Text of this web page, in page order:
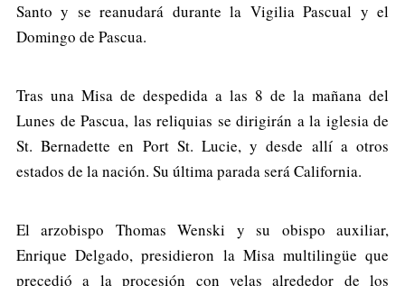
Santo y se reanudará durante la Vigilia Pascual y el
Domingo de Pascua.
Tras una Misa de despedida a las 8 de la mañana del
Lunes de Pascua, las reliquias se dirigirán a la iglesia de
St. Bernadette en Port St. Lucie, y desde allí a otros
estados de la nación. Su última parada será California.
El arzobispo Thomas Wenski y su obispo auxiliar,
Enrique Delgado, presidieron la Misa multilingüe que
precedió a la procesión con velas alrededor de los